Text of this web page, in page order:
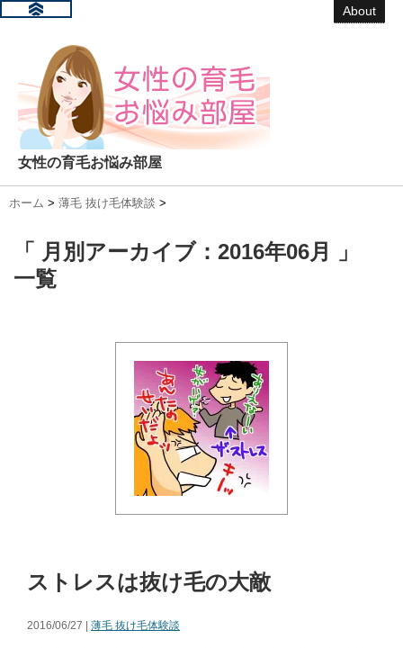
About
女性の育毛お悩み部屋
ホーム > 薄毛 抜け毛体験談 >
「 月別アーカイブ：2016年06月 」
一覧
ストレスは抜け毛の大敵
2016/06/27 | 薄毛 抜け毛体験談